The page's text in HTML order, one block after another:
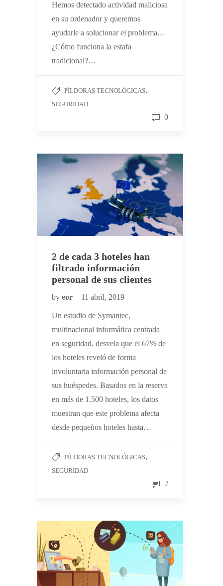
Hemos detectado actividad maliciosa
en su ordenador y queremos
ayudarle a solucionar el problema…
¿Cómo funciona la estafa
tradicional?…
PÍLDORAS TECNOLÓGICAS,
SEGURIDAD
0
2 de cada 3 hoteles han
filtrado información
personal de sus clientes
by eor 11 abril, 2019
Un estudio de Symantec,
multinacional informática centrada
en seguridad, desvela que el 67% de
los hoteles reveló de forma
involuntaria información personal de
sus huéspedes. Basados en la reserva
en más de 1.500 hoteles, los datos
muestran que este problema afecta
desde pequeños hoteles hasta…
PÍLDORAS TECNOLÓGICAS,
SEGURIDAD
2